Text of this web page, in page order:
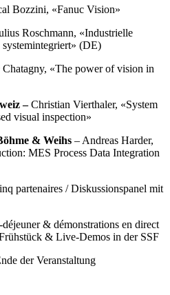
Bozzini, «Fanuc Vision»
Roschmann, «Industrielle
(DE)
«The power of vision in
–Christian Vierthaler, «System
visual inspection»
& Weihs – Andreas Harder,
MES Process Data Integration
partenaires / Diskussionspanel mit
& démonstrations en direct
& Live-Demos in der SSF
der Veranstaltung